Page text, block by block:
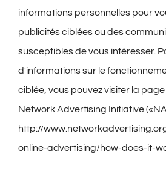
informations personnelles pour
publicités ciblées ou des
susceptibles de vous intéresser.
d'informations sur le
ciblée, vous pouvez visiter la
Network Advertising Initiative
http://
online-advertising/how-does-it-